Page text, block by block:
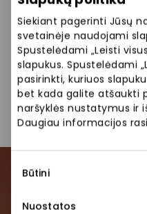
Siekiant pagerinti Jūsų
svetainėje naudojami
Spustelėdami „Leisti
slapukus. Spustelėdami
pasirinkti, kuriuos
bet kada galite atšaukti
naršyklės nustatymus ir
Daugiau informacijos
pasirinkimas
Būtini
Nuostatos
Siūlome platų prekių
marškiniai, suknelės,
Drabužiai